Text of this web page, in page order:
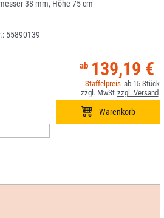
38 mm, Höhe 75 cm
55890139
139,19 €
15